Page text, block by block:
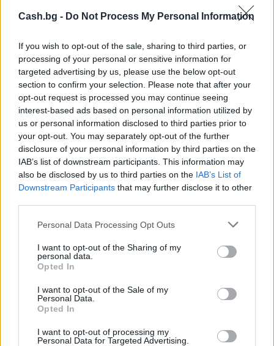
Cash.bg - Do Not Process My Personal Information
If you wish to opt-out of the sale, sharing to third parties, or
processing of your personal or sensitive information for
targeted advertising by us, please use the below opt-out
section to confirm your selection. Please note that after your
opt-out request is processed you may continue seeing
interest-based ads based on personal information utilized by
us or personal information disclosed to third parties prior to
your opt-out. You may separately opt-out of the further
disclosure of your personal information by third parties on the
IAB’s list of downstream participants. This information may
also be disclosed by us to third parties on the IAB’s List of
Downstream Participants that may further disclose it to other
Personal Data Processing Opt Outs
I want to opt-out of the Sharing of my
personal data.
Opted In
I want to opt-out of the Sale of my
Personal Data.
Opted In
I want to opt-out of processing my
Personal Data for Targeted Advertising.
07.08.2026 / 18:00
Русия започна да внася петролни